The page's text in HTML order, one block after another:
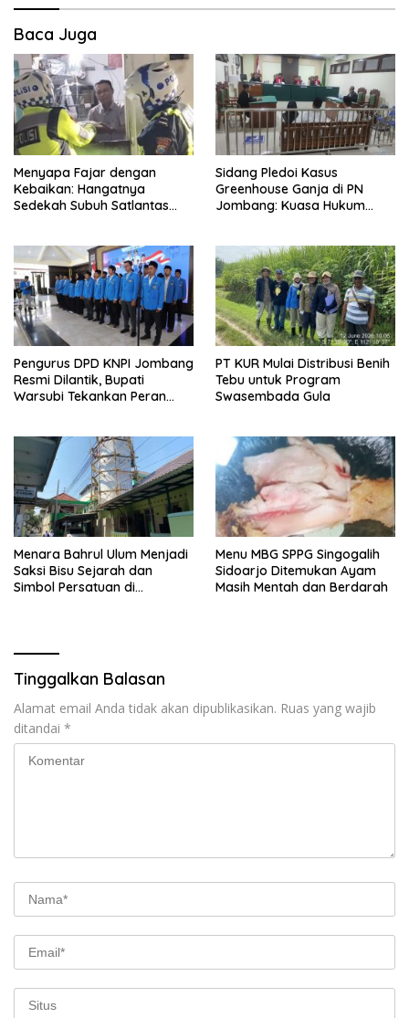
Baca Juga
Menyapa Fajar dengan
Kebaikan: Hangatnya
Sedekah Subuh Satlantas
Sidang Pledoi Kasus
Greenhouse Ganja di PN
Jombang: Kuasa Hukum
Pengurus DPD KNPI Jombang
Resmi Dilantik, Bupati
Warsubi Tekankan Peran
PT KUR Mulai Distribusi Benih
Tebu untuk Program
Swasembada Gula
Menara Bahrul Ulum Menjadi
Saksi Bisu Sejarah dan
Simbol Persatuan di
Menu MBG SPPG Singogalih
Sidoarjo Ditemukan Ayam
Masih Mentah dan Berdarah
Tinggalkan Balasan
Alamat email Anda tidak akan dipublikasikan. Ruas yang wajib
ditandai *